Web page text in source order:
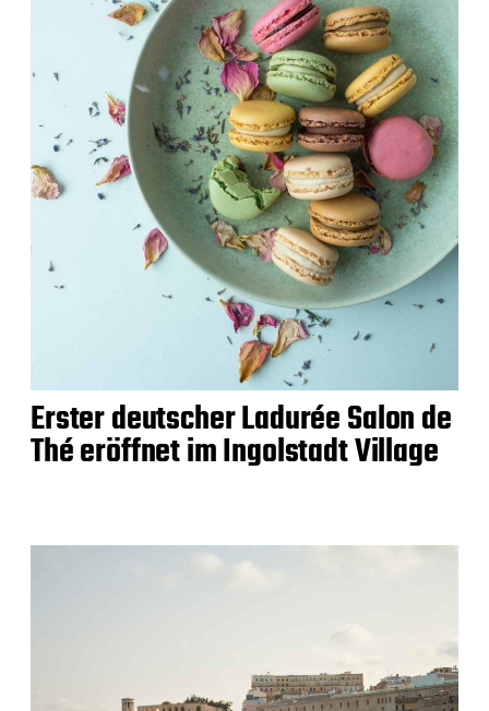
Erster deutscher Ladurée Salon de
Thé eröffnet im Ingolstadt Village